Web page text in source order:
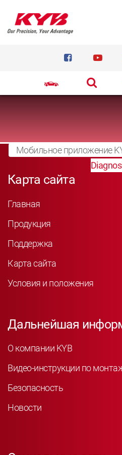
Мобильное приложение
Карта сайта
Главная
Продукция
Поддержка
Карта сайта
Условия и положения
Дальнейшая
О компании KYB
Видео-инструкции по
Безопасность
Новости